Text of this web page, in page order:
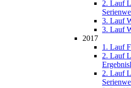
2. Lauf
3. Lauf
3. Lauf
2017
1. Lauf
2. Lauf
2. Lauf